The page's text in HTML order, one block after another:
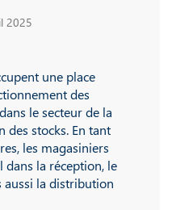
2025
une place
des
le secteur de la
des stocks. En tant
les magasiniers
la réception, le
aussi la distribution